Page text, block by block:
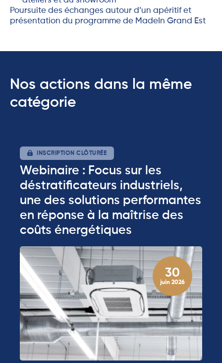
Poursuite des échanges autour d’un apéritif et
présentation du programme de MadeIn Grand Est
Nos actions dans la même
catégorie
INSCRIPTION CLÔTURÉE
Webinaire : Focus sur les
déstratificateurs industriels,
une des solutions performantes
en réponse à la maîtrise des
coûts énergétiques
30
juin 2026